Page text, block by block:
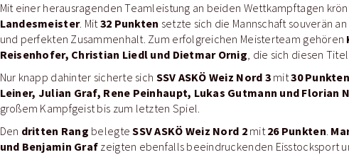
Mit einer herausragenden Teamleistung an beiden Wettkampftagen
Landesmeister. Mit32 Punkten setzte sich die Mannschaft souverän
und perfekten Zusammenhalt. Zum erfolgreichen Meisterteam gehören
Reisenhofer, Christian Liedl und Dietmar Ornig, die sich diesen
Nur knapp dahinter sicherte sich SSV ASKÖ Weiz Nord 3mit30 Punkten
Leiner, Julian Graf, Rene Peinhaupt, Lukas Gutmann und Florian
großem Kampfgeist bis zum letzten Spiel.
Den dritten Rang belegteSSV ASKÖ Weiz Nord 2mit26 Punkten.
und Benjamin Graf zeigten ebenfalls beeindruckenden Eisstocksport